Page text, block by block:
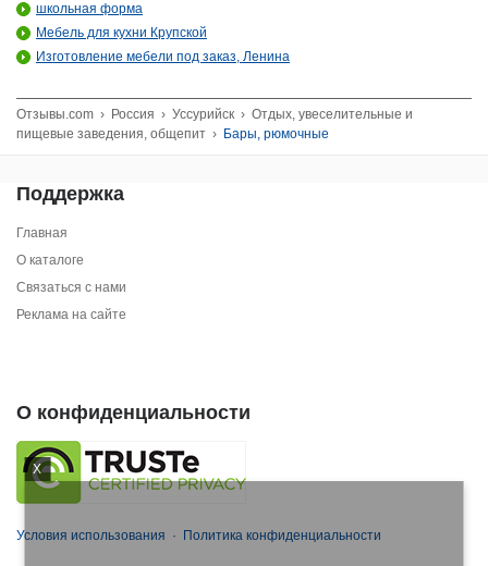
X
школьная форма
Мебель для кухни Крупской
Изготовление мебели под заказ, Ленина
Отзывы.com › Россия › Уссурийск › Отдых, увеселительные и
пищевые заведения, общепит › Бары, рюмочные
Поддержка
Главная
О каталоге
Связаться с нами
Реклама на сайте
О конфиденциальности
Условия использования · Политика конфиденциальности